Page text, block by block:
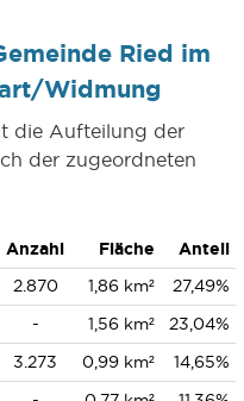
Ried im
Widmung
die Aufteilung der
der zugeordneten
Anzahl Fläche
Anteil
2.870 1,86 km²
27,49%
- 1,56 km²
23,04%
3.273 0,99 km²
14,65%